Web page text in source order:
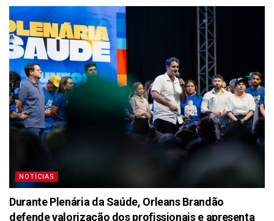
NOTÍCIAS
Durante Plenária da Saúde, Orleans Brandão
defende valorização dos profissionais e apresenta